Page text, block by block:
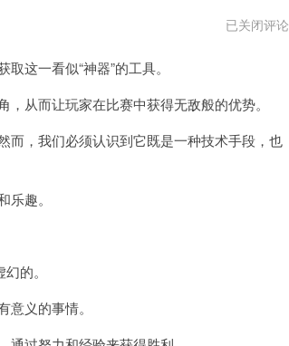
…
已关闭评论
这一看似“神器”的工具。
从而让玩家在比赛中获得无敌般的优势。
，我们必须认识到它既是一种技术手段，也
趣。
的。
义的事情。